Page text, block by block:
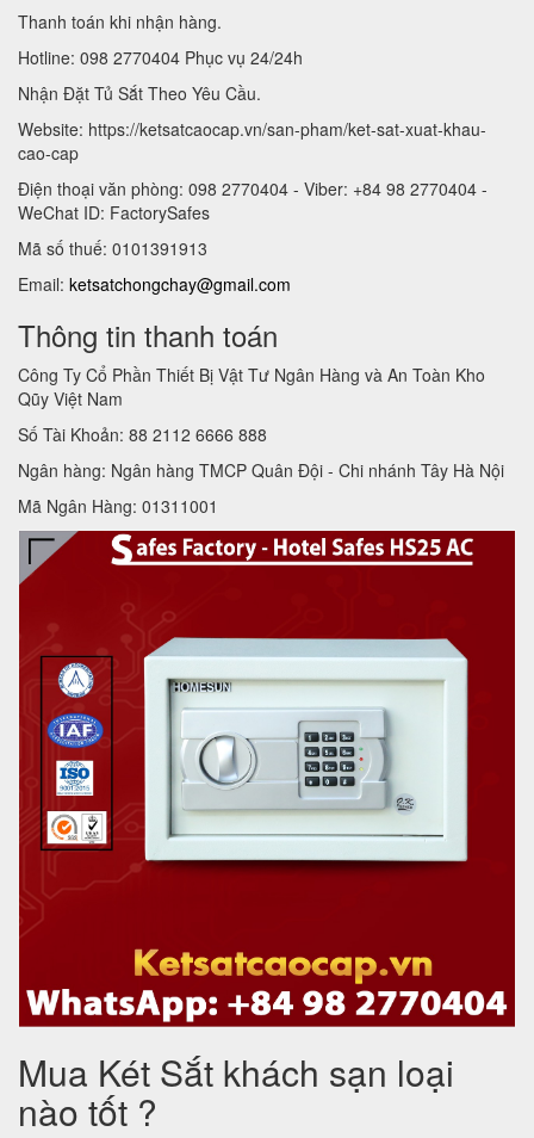
Thanh toán khi nhận hàng.
Hotline: 098 2770404 Phục vụ 24/24h
Nhận Đặt Tủ Sắt Theo Yêu Cầu.
Website: https://ketsatcaocap.vn/san-pham/ket-sat-xuat-khau-
cao-cap
Điện thoại văn phòng: 098 2770404 - Viber: +84 98 2770404 -
WeChat ID: FactorySafes
Mã số thuế: 0101391913
Email: ketsatchongchay@gmail.com
Thông tin thanh toán
Công Ty Cổ Phần Thiết Bị Vật Tư Ngân Hàng và An Toàn Kho
Qũy Việt Nam
Số Tài Khoản: 88 2112 6666 888
Ngân hàng: Ngân hàng TMCP Quân Đội - Chi nhánh Tây Hà Nội
Mã Ngân Hàng: 01311001
Mua Két Sắt khách sạn loại
nào tốt ?